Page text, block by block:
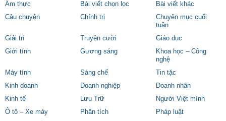
Ẩm thực Bài viết chọn lọc
Bài viết khác
Câu chuyện
Chính trị
Chuyên mục cuối
tuần
Giải trí
Truyện cười
Giáo dục
Giới tính
Gương sáng
Khoa học – Công
nghệ
Máy tính
Sáng chế
Tin tặc
Kinh doanh
Doanh nghiệp
Doanh nhân
Kinh tế
Lưu Trữ
Người Việt mình
Ô tô – Xe máy
Phân tích
Pháp luật